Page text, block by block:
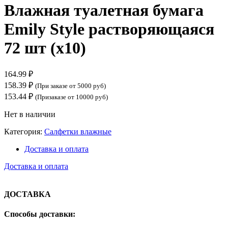
Влажная туалетная бумага
Emily Style растворяющаяся
72 шт (х10)
164.99 ₽
158.39 ₽ (При заказе от 5000 руб)
153.44 ₽ (Призаказе от 10000 руб)
Нет в наличии
Категория: Салфетки влажные
Доставка и оплата
Доставка и оплата
ДОСТАВКА
Способы доставки: